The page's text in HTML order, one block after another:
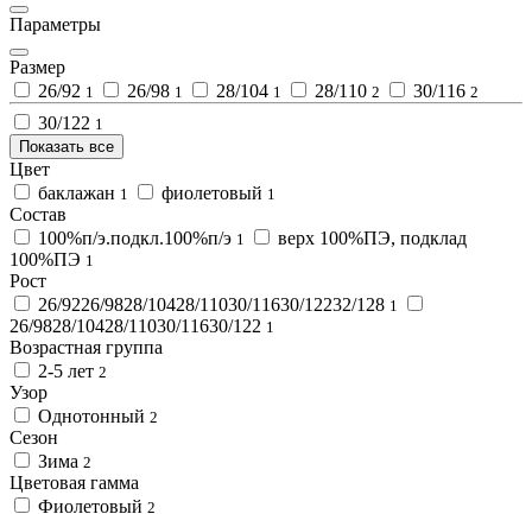
Параметры
Размер
26/92 1 26/98 1 28/104 1 28/110 2 30/116 2
30/122 1
Показать все
Цвет
баклажан 1 фиолетовый 1
Состав
100%п/э.подкл.100%п/э 1
верх 100%ПЭ, подклад
100%ПЭ 1
Рост
26/9226/9828/10428/11030/11630/12232/128 1
26/9828/10428/11030/11630/122 1
Возрастная группа
2-5 лет 2
Узор
Однотонный 2
Сезон
Зима 2
Цветовая гамма
Фиолетовый 2